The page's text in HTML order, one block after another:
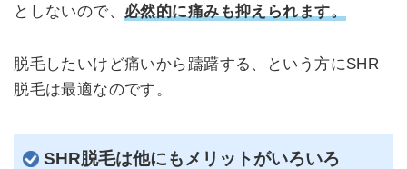
としないので、 必然的に痛みも抑えられます。
脱毛したいけど痛いから躊躇する、という方にSHR
脱毛は最適なのです。
SHR脱毛は他にもメリットがいろいろ